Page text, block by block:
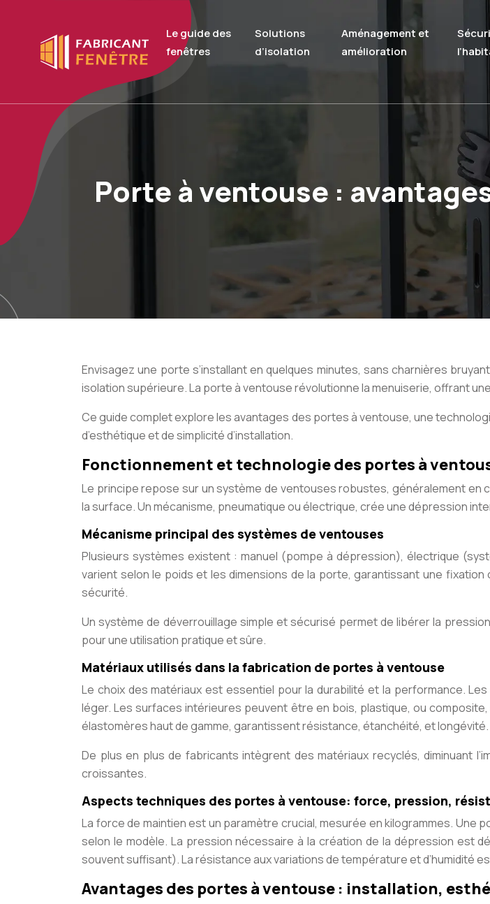
Le guide des
fenêtres
Solutions
d’isolation
Aménagement et
amélioration
Porte à ventouse :
Envisagez une porte s’installant en quelques minutes, sans charnières
isolation supérieure. La porte à ventouse révolutionne la menuiserie, offrant
Ce guide complet explore les avantages des portes à ventouse, une
d’esthétique et de simplicité d’installation.
Fonctionnement et technologie des portes à
Le principe repose sur un système de ventouses robustes, généralement
la surface. Un mécanisme, pneumatique ou électrique, crée une dépression
Mécanisme principal des systèmes de ventouses
Plusieurs systèmes existent : manuel (pompe à dépression), électrique
varient selon le poids et les dimensions de la porte, garantissant une
sécurité.
Un système de déverrouillage simple et sécurisé permet de libérer la
pour une utilisation pratique et sûre.
Matériaux utilisés dans la fabrication de portes à ventouse
Le choix des matériaux est essentiel pour la durabilité et la performance.
léger. Les surfaces intérieures peuvent être en bois, plastique, ou
élastomères haut de gamme, garantissent résistance, étanchéité, et longévité.
De plus en plus de fabricants intègrent des matériaux recyclés, diminuant
croissantes.
Aspects techniques des portes à ventouse: force, pression,
La force de maintien est un paramètre crucial, mesurée en kilogrammes. Une
selon le modèle. La pression nécessaire à la création de la dépression est
souvent suffisant). La résistance aux variations de température et d’humidité
Avantages des portes à ventouse : installation,